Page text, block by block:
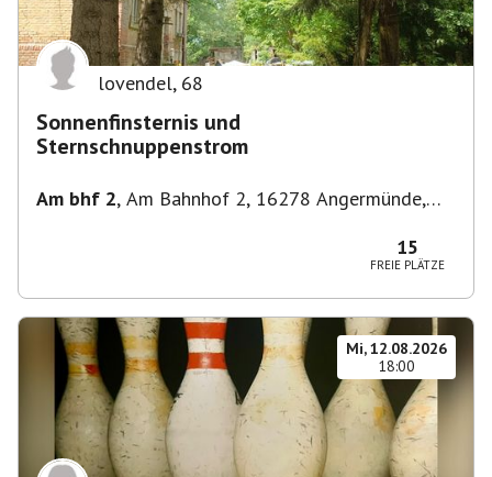
lovendel, 68
Sonnenfinsternis und
Sternschnuppenstrom
Am bhf 2, Am Bahnhof 2, 16278 Angermünde,
15
FREIE PLÄTZE
Mi, 12.08.2026
18:00